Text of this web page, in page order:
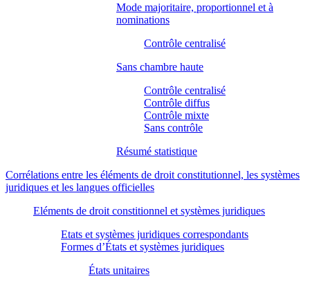
Mode majoritaire, proportionnel et à
nominations
Contrôle centralisé
Sans chambre haute
Contrôle centralisé
Contrôle diffus
Contrôle mixte
Sans contrôle
Résumé statistique
Corrélations entre les éléments de droit constitutionnel, les systèmes
juridiques et les langues officielles
Eléments de droit constitionnel et systèmes juridiques
Etats et systèmes juridiques correspondants
Formes d’États et systèmes juridiques
États unitaires